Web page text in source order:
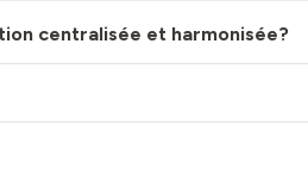
centralisée et harmonisée?